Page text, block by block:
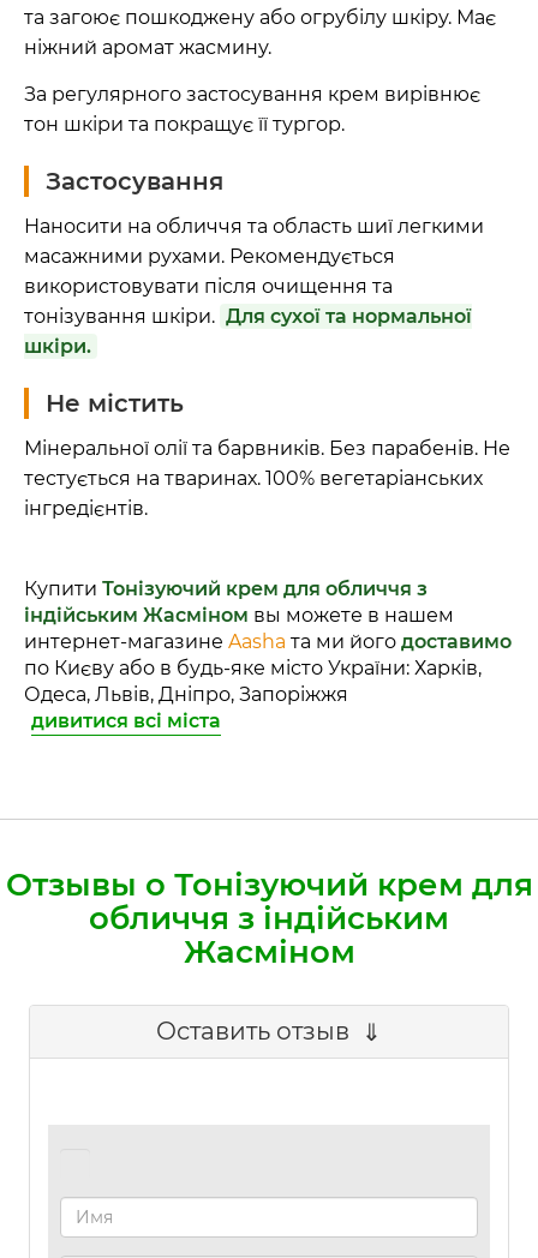
та загоює пошкоджену або огрубілу шкіру. Має
ніжний аромат жасмину.
За регулярного застосування крем вирівнює
тон шкіри та покращує її тургор.
Застосування
Наносити на обличчя та область шиї легкими
масажними рухами. Рекомендується
використовувати після очищення та
тонізування шкіри. Для сухої та нормальної
шкіри.
Не містить
Мінеральної олії та барвників. Без парабенів. Не
тестується на тваринах. 100% вегетаріанських
інгредієнтів.
Купити Тонізуючий крем для обличчя з
індійським Жасміном вы можете в нашем
интернет-магазине Aasha та ми його доставимо
по Києву або в будь-яке місто України: Харків,
Одеса, Львів, Дніпро, Запоріжжя
дивитися всі міста
Отзывы о Тонізуючий крем для
обличчя з індійським
Жасміном
Оставить отзыв